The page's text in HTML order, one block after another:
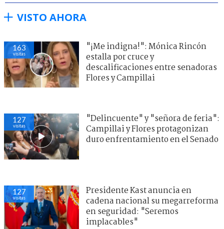
VISTO AHORA
163
visitas
"¡Me indigna!": Mónica Rincón
estalla por cruce y
descalificaciones entre senadoras
Flores y Campillai
127
visitas
"Delincuente" y "señora de feria":
Campillai y Flores protagonizan
duro enfrentamiento en el Senado
127
visitas
Presidente Kast anuncia en
cadena nacional su megarreforma
en seguridad: "Seremos
implacables"